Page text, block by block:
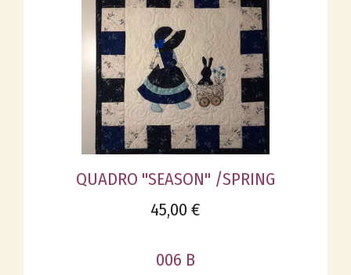
QUADRO "SEASON" /SPRING
45,00 €
006 B